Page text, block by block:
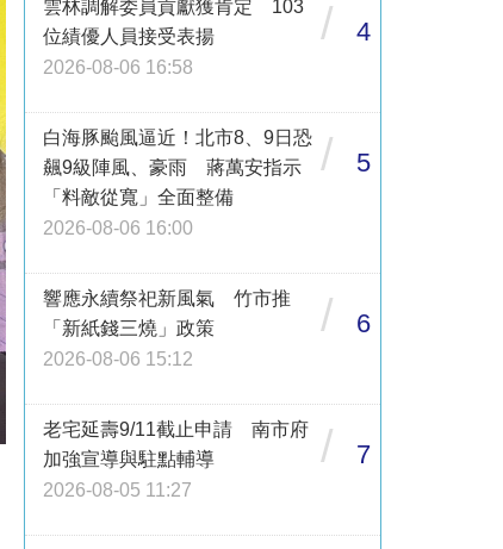
雲林調解委員貢獻獲肯定 103
位績優人員接受表揚
2026-08-06 16:58
/ 4
白海豚颱風逼近！北市8、9日恐
飆9級陣風、豪雨 蔣萬安指示
「料敵從寬」全面整備
2026-08-06 16:00
/ 5
響應永續祭祀新風氣 竹市推
「新紙錢三燒」政策
2026-08-06 15:12
/ 6
老宅延壽9/11截止申請 南市府
加強宣導與駐點輔導
2026-08-05 11:27
/ 7